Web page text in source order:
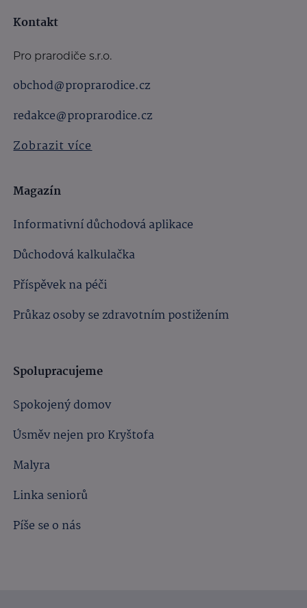
Kontakt
Pro prarodiče s.r.o.
obchod@proprarodice.cz
redakce@proprarodice.cz
Zobrazit více
Magazín
Informativní důchodová aplikace
Důchodová kalkulačka
Příspěvek na péči
Průkaz osoby se zdravotním postižením
Spolupracujeme
Spokojený domov
Úsměv nejen pro Kryštofa
Malyra
Linka seniorů
Píše se o nás